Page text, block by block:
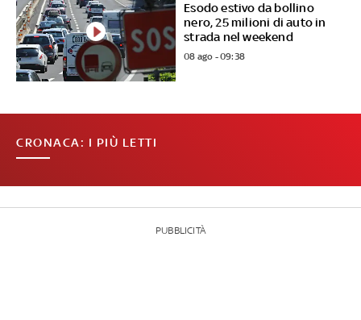
Esodo estivo da bollino
nero, 25 milioni di auto in
strada nel weekend
08 ago - 09:38
CRONACA: I PIÙ LETTI
PUBBLICITÀ